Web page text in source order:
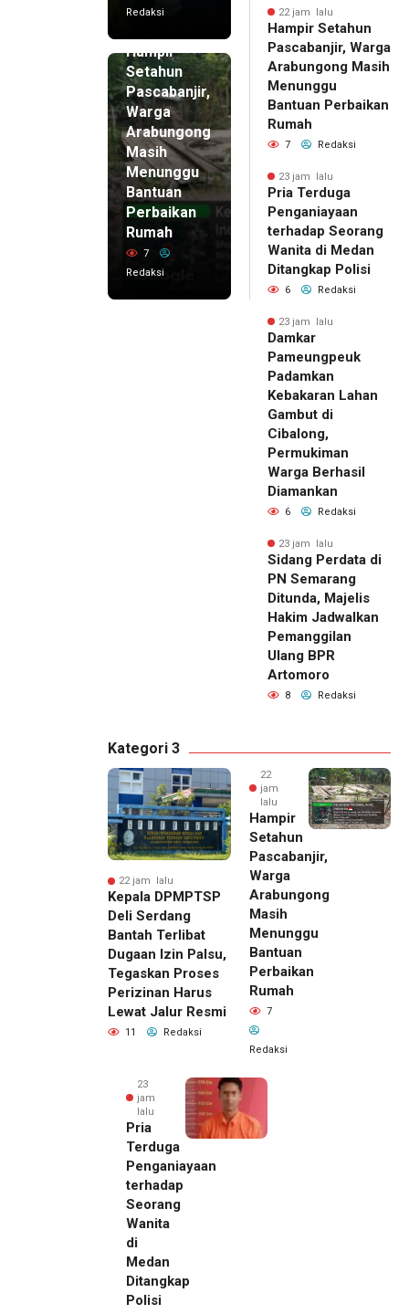
Redaksi
Hampir
Setahun
Pascabanjir,
Warga
Arabungong
Masih
Menunggu
Bantuan
Perbaikan
Rumah
7
Redaksi
22 jam lalu
Hampir Setahun
Pascabanjir, Warga
Arabungong Masih
Menunggu
Bantuan Perbaikan
Rumah
7 Redaksi
23 jam lalu
Pria Terduga
Penganiayaan
terhadap Seorang
Wanita di Medan
Ditangkap Polisi
6 Redaksi
23 jam lalu
Damkar
Pameungpeuk
Padamkan
Kebakaran Lahan
Gambut di
Cibalong,
Permukiman
Warga Berhasil
Diamankan
6 Redaksi
23 jam lalu
Sidang Perdata di
PN Semarang
Ditunda, Majelis
Hakim Jadwalkan
Pemanggilan
Ulang BPR
Artomoro
8 Redaksi
Kategori 3
22 jam lalu
Kepala DPMPTSP
Deli Serdang
Bantah Terlibat
Dugaan Izin Palsu,
Tegaskan Proses
Perizinan Harus
Lewat Jalur Resmi
11 Redaksi
22
jam
lalu
Hampir
Setahun
Pascabanjir,
Warga
Arabungong
Masih
Menunggu
Bantuan
Perbaikan
Rumah
7
Redaksi
23
jam
lalu
Pria
Terduga
Penganiayaan
terhadap
Seorang
Wanita
di
Medan
Ditangkap
Polisi
22 jam lalu
Kepala
DPMPTSP
Deli